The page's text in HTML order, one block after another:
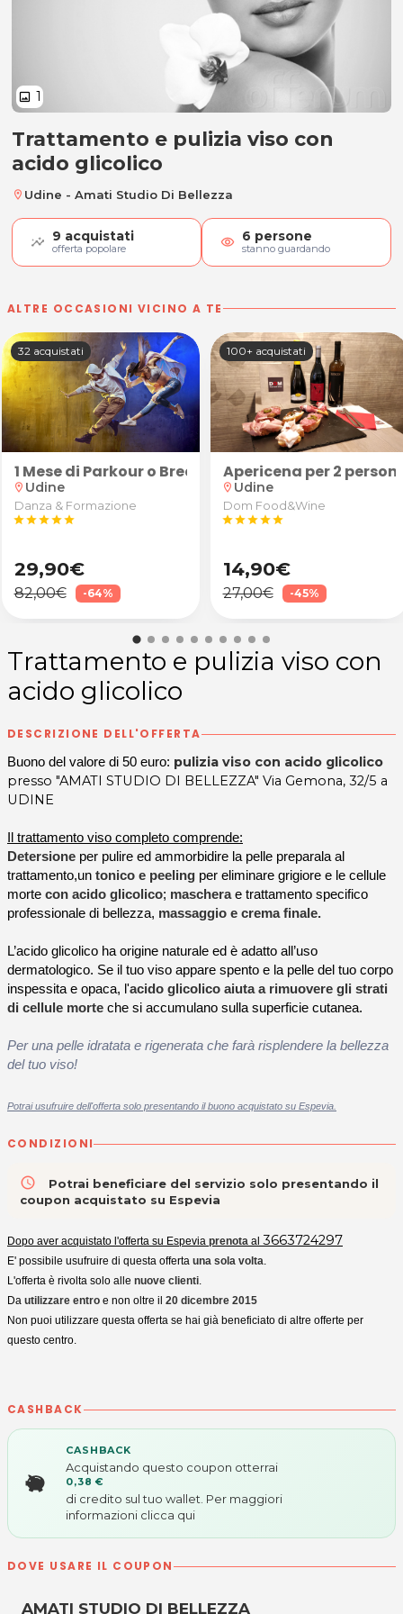
image 1
Trattamento e pulizia viso con
Trattamento e pulizia viso con
acido glicolico
location_on Udine - Amati Studio Di Bellezza
9 acquistati
offerta popolare visibility 6 persone
stanno guardando
ALTRE OCCASIONI VICINO A TE
con scrub e massaggio finale
32 acquistati
1 Mese di Parkour o Breakdance
location_on Udine
Danza & Formazione
starstarstarstarstar
29,90€
82,00€ -64%
100+ acquistati
Apericena per 2
location_on Udine
Dom Food&Wine
starstarstarstarstar
14,90€
27,00€ -45%
Trattamento e pulizia viso con
acido glicolico
DESCRIZIONE DELL'OFFERTA
Buono del valore di 50 euro: pulizia viso con acido glicolico
presso "AMATI STUDIO DI BELLEZZA" Via Gemona, 32/5 a
UDINE
Il trattamento viso completo comprende:
Detersione per pulire ed ammorbidire la pelle preparala al
trattamento,un tonico e peeling per eliminare grigiore e le cellule
morte con acido glicolico; mascherae trattamento specifico
professionale di bellezza, massaggio e crema finale.
L’acido glicolico ha origine naturale ed è adatto all’uso
dermatologico. Se il tuo viso appare spento e la pelle del tuo corpo
inspessita e opaca, l'acido glicolico aiuta a rimuovere gli strati
di cellule morte che si accumulano sulla superficie cutanea.
Per una pelle idratata e rigenerata che farà risplendere la bellezza
del tuo viso!
Potrai usufruire dell'offerta solo presentando il buono acquistato su Espevia.
CONDIZIONI
access_time
Potrai beneficiare del servizio solo presentando il
coupon acquistato su Espevia
Dopo aver acquistato l'offerta su Espevia prenota al 3663724297
E' possibile usufruire di questa offerta una sola volta.
L'offerta è rivolta solo alle nuove clienti.
Da utilizzare entro e non oltre il 20 dicembre 2015
Non puoi utilizzare questa offerta se hai già beneficiato di altre offerte per
questo centro.
CASHBACK
CASHBACK
Acquistando questo coupon otterrai
0,38 €
di credito sul tuo wallet. Per maggiori
informazioni clicca qui
DOVE USARE IL COUPON
AMATI STUDIO DI BELLEZZA